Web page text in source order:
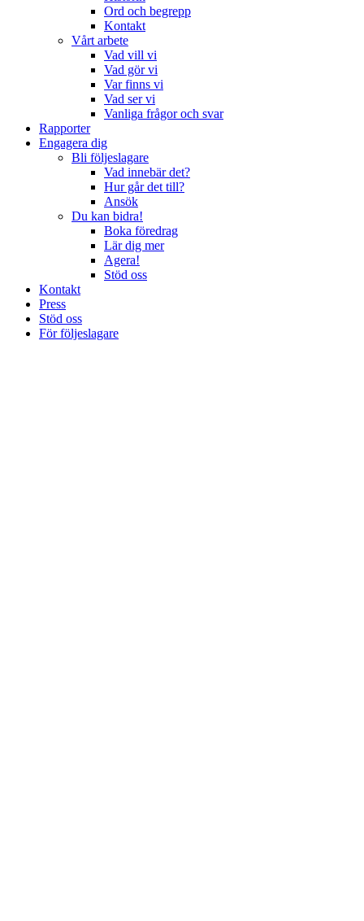
Ord och begrepp
Kontakt
Vårt arbete
Vad vill vi
Vad gör vi
Var finns vi
Vad ser vi
Vanliga frågor och svar
Rapporter
Engagera dig
Bli följeslagare
Vad innebär det?
Hur går det till?
Ansök
Du kan bidra!
Boka föredrag
Lär dig mer
Agera!
Stöd oss
Kontakt
Press
Stöd oss
För följeslagare